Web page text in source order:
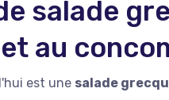
salade
au
est une salade